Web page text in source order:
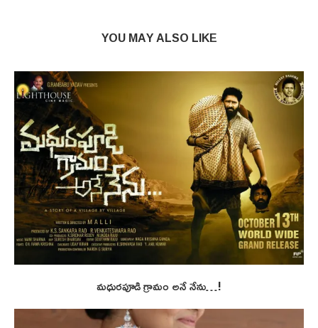
YOU MAY ALSO LIKE
మధురపూడి గ్రామం అనే నేను…!